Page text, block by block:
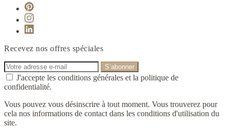
Recevez nos offres spéciales
J'accepte les conditions générales et la politique de
confidentialité.
Vous pouvez vous désinscrire à tout moment. Vous trouverez pour
cela nos informations de contact dans les conditions d'utilisation du
site.